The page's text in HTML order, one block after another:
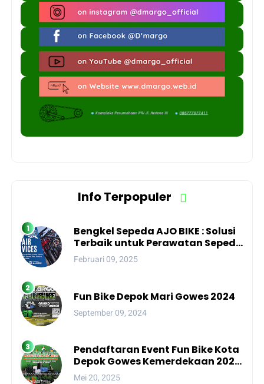
Info Terpopuler
Bengkel Sepeda AJO BIKE : Solusi
Terbaik untuk Perawatan Sepeda
Anda di Kota Depok
Februari 09, 2025
Fun Bike Depok Mari Gowes 2024
September 09, 2024
Pendaftaran Event Fun Bike Kota
Depok Gowes Kemerdekaan 2025
Resmi Dibuka!
Mei 20, 2025